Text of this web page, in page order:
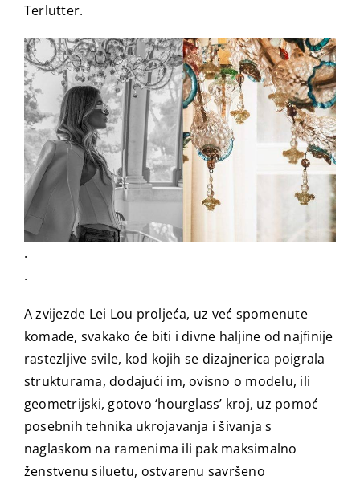
Terlutter.
.
.
A zvijezde Lei Lou proljeća, uz već spomenute
komade, svakako će biti i divne haljine od najfinije
rastezljive svile, kod kojih se dizajnerica poigrala
strukturama, dodajući im, ovisno o modelu, ili
geometrijski, gotovo ‘hourglass’ kroj, uz pomoć
posebnih tehnika ukrojavanja i šivanja s
naglaskom na ramenima ili pak maksimalno
ženstvenu siluetu, ostvarenu savršeno